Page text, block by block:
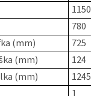
1150
780
(mm)
725
(mm)
124
(mm)
1245
1